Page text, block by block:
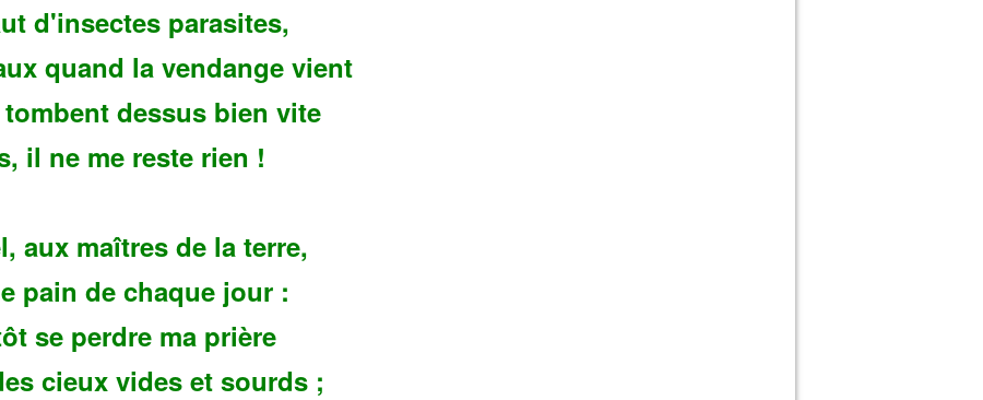
d'insectes parasites,
quand la vendange vient
dessus bien vite
il ne me reste rien !
aux maîtres de la terre,
pain de chaque jour :
se perdre ma prière
cieux vides et sourds ;